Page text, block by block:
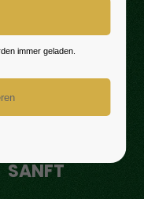
SANFT
immer geladen.